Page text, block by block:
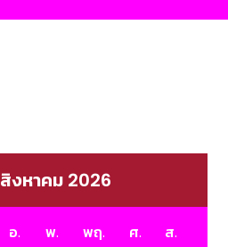
สิงหาคม 2026
อ. พ. พฤ. ศ. ส.